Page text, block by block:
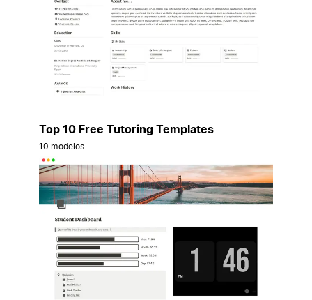
Top 10 Free Tutoring Templates
10 modelos